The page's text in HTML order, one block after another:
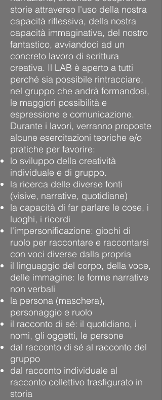
storie attraverso l'uso della nostra
capacità riflessiva, della nostra
capacità immaginativa, del nostro
fantastico, avviandoci ad un
concreto lavoro di scrittura
creativa. Il LAB è aperto a tutti
perché sia possibile rintracciare,
nel gruppo che andrà formandosi,
le maggiori possibilità e
espressione e comunicazione.
Durante i lavori, verranno proposte
alcune esercitazioni teoriche e/o
pratiche per favorire:
lo sviluppo della creatività
individuale e di gruppo.
la ricerca delle diverse fonti
(visive, narrative, quotidiane)
la capacità di far parlare le cose, i
luoghi, i ricordi
l'impersonificazione: giochi di
ruolo per raccontare e raccontarsi
con voci diverse dalla propria
il linguaggio del corpo, della voce,
delle immagine: le forme narrative
non verbali
la persona (maschera),
personaggio e ruolo
il racconto di sé: il quotidiano, i
nomi, gli oggetti, le persone
dal racconto di sé al racconto del
gruppo
dal racconto individuale al
racconto collettivo trasfigurato in
storia